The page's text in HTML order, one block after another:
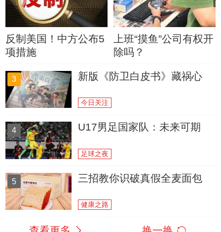
反制美国！中方公布5
项措施
上班“摸鱼”公司有权开
除吗？
3 新版《防卫白皮书》藏祸心
今日关注
4 U17男足国家队：未来可期
足球之夜
5 三招教你识破真假全麦面包
健康之路